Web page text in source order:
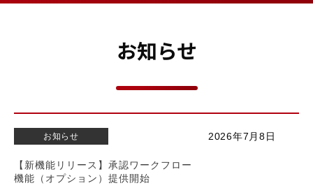
お知らせ
お知らせ 2026年7月8日
【新機能リリース】承認ワークフロー
機能（オプション）提供開始